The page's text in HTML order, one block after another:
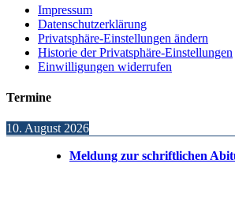
Impressum
Datenschutzerklärung
Privatsphäre-Einstellungen ändern
Historie der Privatsphäre-Einstellungen
Einwilligungen widerrufen
Termine
10. August 2026
Meldung zur schriftlichen